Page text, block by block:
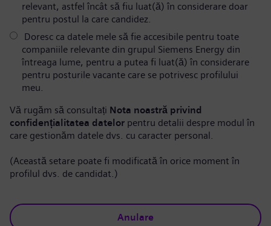
relevant, astfel încât să fiu luat(ă) în considerare doar
pentru postul la care candidez.
Doresc ca datele mele să fie accesibile pentru toate
companiile relevante din grupul Siemens Energy din
întreaga lume, pentru a putea fi luat(ă) în considerare
pentru posturile vacante care se potrivesc profilului
meu.
Vă rugăm să consultați Nota noastră privind
confidențialitatea datelor pentru detalii despre modul în
care gestionăm datele dvs. cu caracter personal.
(Această setare poate fi modificată în orice moment în
profilul dvs. de candidat.)
Anulare